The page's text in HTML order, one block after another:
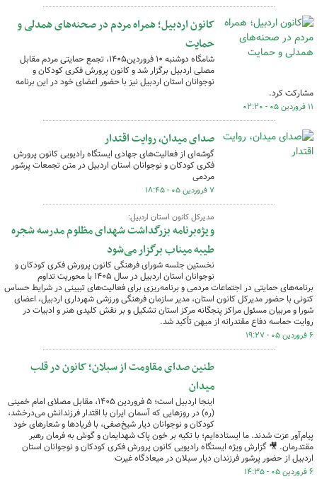
کانون اردبیل؛ همراه مردم در صحنه‌های همدلی و
حمایت
شامگاه دوشنبه ۱۰ فروردین۱۴۰۵، تجمع حمایتی مردم مقابل
مصلی اردبیل برگزار شد و کانون پرورش فکری کودکان و
نوجوانان استان اردبیل نیز با حضور اعضای خود در این برنامه
مشارکت کرد.
۱۱ فروردین ۰۵ - ۰۲:۲۰
صدای میدان، روایت اقتدار
گوشه‌ای از فعالیت‌های جهادی ایستگاه رادیویی کانون پرورش
فکری کودکان و نوجوانان استان اردبیل در متن تجمعات پرشور
مردمی
۷ فروردین ۰۵ - ۱۸:۴۵
مدیرکل کانون استان اردبیل:
ویژه‌برنامه بزرگداشت شهدای مظلوم مدرسه شجره
طیبه میناب برگزار می‌شود
نخستین جلسه شورای فرهنگی کانون پرورش فکری کودکان و
نوجوانان استان اردبیل در سال ۱۴۰۵ با محوریت تداوم
برنامه‌های حمایتی در اجتماعات مردمی و برنامه‌ریزی برای فعالیت‌های تبیینی در شرایط حساس
کنونی با حضور مدیرکل کانون استان، مدیر سازمان فرهنگی ورزشی شهرداری اردبیل، اعضای
شورا و مربیان مسئول مراکز پنجگانه مرکز استان تشکیل و بر نقش کلیدی هنر و ادبیات در
روایت حماسه دفاع مقتدرانه از میهن تأکید شد.
۶ فروردین ۰۵ - ۱۹:۲۷
طنین صدای مقاومت از سبلان؛ کانون در قلب
میدان
اینجا اردبیل است؛ ۵ فروردین ۱۴۰۵، مقابل مصلای امام خمینی
(ره) در روزهایی که آسمان ایران با اقتدار فرزندانش می‌درخشد،
کودکان و نوجوانان دیار شیخ‌صفی، با فریادها و شعارهای خود
پیام‌آور عزت شدند. ما ایستاده‌ایم؛ با تکیه بر خون پاک شهدایمان و گوش به فرمان رهبر
مقتدرمان. 🎥 گزارش ویژه ایستگاه رادیویی کانون پرورش فکری کودکان و نوجوانان استان
اردبیل از حضور پرشور فرزندان دیار سبلان در میعادگاه غیرت
۶ فروردین ۰۵ - ۱۴:۳۵